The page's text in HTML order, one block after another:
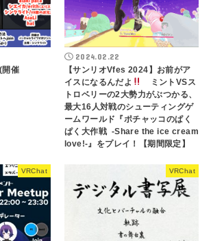
開催
2024.02.22
【サンリオVfes 2024】お前がア
イスになるんだよ
ミントVSス
トロベリーの2大勢力がぶつかる、
最大16人対戦のシューティングゲ
ームワールド『ポチャッコのぱく
ぱく大作戦 -Share the ice cream
love!-』をプレイ！【期間限定】
VRChat VRChat